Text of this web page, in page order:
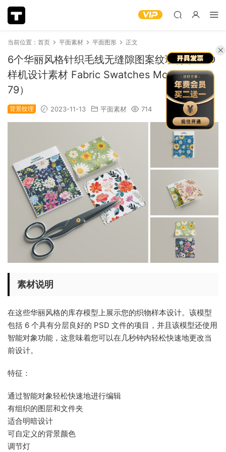
当前位置： 首页 平面素材 平面图形 正文
6个华丽风格针织毛线无缝隙图案纹理背景PSD
样机设计素材 Fabric Swatches Mockup（88
79）
背景纹理 2023-11-13 平面素材 714
素材说明
在这些华丽风格的库存模型上展示您的织物样本设计。该模型
包括 6 个具有分层良好的 PSD 文件的项目，并且该模型还使用
智能对象功能，这意味着您可以在几秒钟内轻松快速地更改当
前设计。
特征：
通过智能对象轻松快速地进行编辑
有组织的图层和文件夹
适合明暗设计
可自定义的背景颜色
调节灯